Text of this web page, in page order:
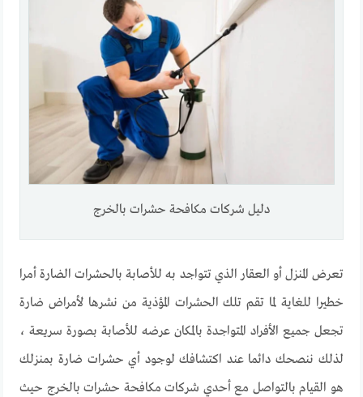
دليل شركات مكافحة حشرات بالخرج
تعرض المنزل أو العقار الذي تتواجد به للأصابة بالحشرات الضارة أمرا
خطيرا للغاية لما تقم تلك الحشرات المؤذية من نشرها لأمراض ضارة
تجعل جميع الأفراد المتواجدة بالمكان عرضه للأصابة بصورة سريعة ،
لذلك ننصحك دائما عند اكتشافك لوجود أي حشرات ضارة بمنزلك
هو القيام بالتواصل مع أحدي شركات مكافحة حشرات بالخرج حيث